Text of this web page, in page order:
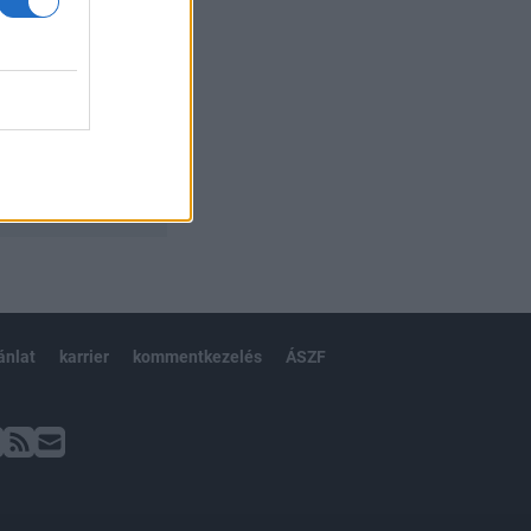
karrier kommentkezelés ÁSZF